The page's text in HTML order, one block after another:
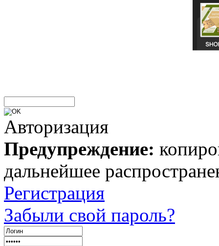
Авторизация
Предупреждение:
дальнейшее
Регистрация
Забыли свой пароль?